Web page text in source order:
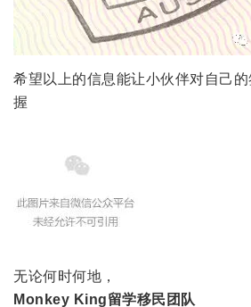
希望以上的信息能让小伙伴对自己
握
无论何时何地，
Monkey King留学移民团队